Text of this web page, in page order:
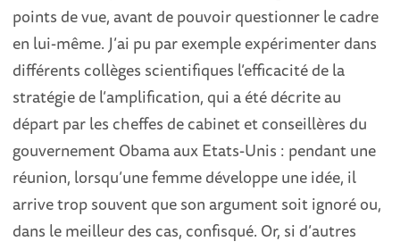
points de vue, avant de pouvoir questionner le cadre
en lui-même. J’ai pu par exemple expérimenter dans
différents collèges scientifiques l’efficacité de la
stratégie de l’amplification, qui a été décrite au
départ par les cheffes de cabinet et conseillères du
gouvernement Obama aux Etats-Unis : pendant une
réunion, lorsqu’une femme développe une idée, il
arrive trop souvent que son argument soit ignoré ou,
dans le meilleur des cas, confisqué. Or, si d’autres